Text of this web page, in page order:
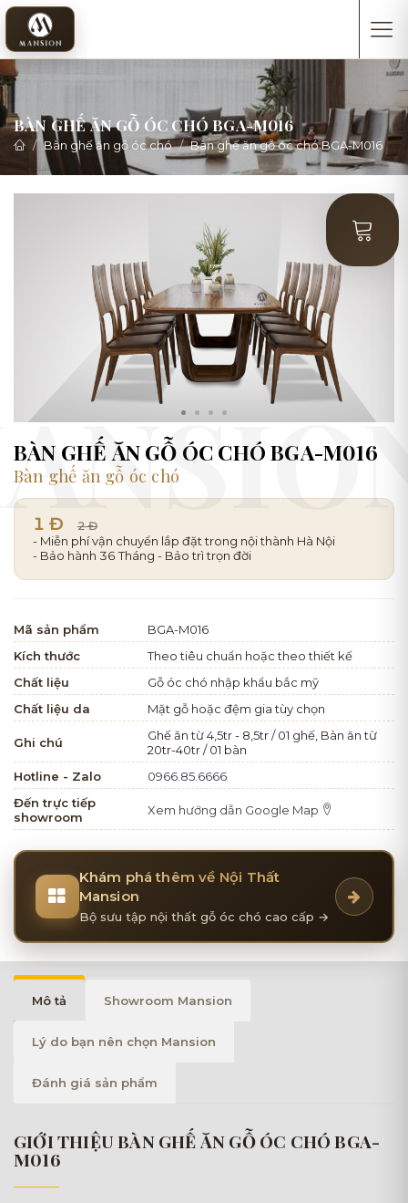
BÀN GHẾ ĂN GỖ ÓC CHÓ BGA-M016
Bàn ghế ăn gỗ óc chó Bàn ghế ăn gỗ óc chó BGA-M016
BÀN GHẾ ĂN GỖ ÓC CHÓ BGA-M016
Bàn ghế ăn gỗ óc chó
1 Đ 2 Đ
- Miễn phí vận chuyển lắp đặt trong nội thành Hà Nội
- Bảo hành 36 Tháng - Bảo trì trọn đời
Mã sản phẩm
BGA-M016
Kích thước
Theo tiêu chuẩn hoặc theo thiết kế
Chất liệu
Gỗ óc chó nhập khẩu bắc mỹ
Chất liệu da
Mặt gỗ hoặc đệm gia tùy chọn
Ghi chú
Ghế ăn từ 4,5tr - 8,5tr / 01 ghế, Bàn ăn từ
20tr-40tr / 01 bàn
Hotline - Zalo
0966.85.6666
Đến trực tiếp
showroom
Xem hướng dẫn Google Map
Khám phá thêm về Nội Thất
Mansion
Bộ sưu tập nội thất gỗ óc chó cao cấp →
Mô tả Showroom Mansion
Lý do bạn nên chọn Mansion
Đánh giá sản phẩm
GIỚI THIỆU BÀN GHẾ ĂN GỖ ÓC CHÓ BGA-
M016